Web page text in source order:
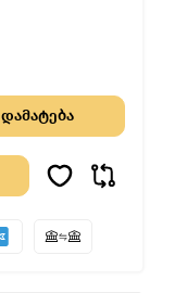
დამატება